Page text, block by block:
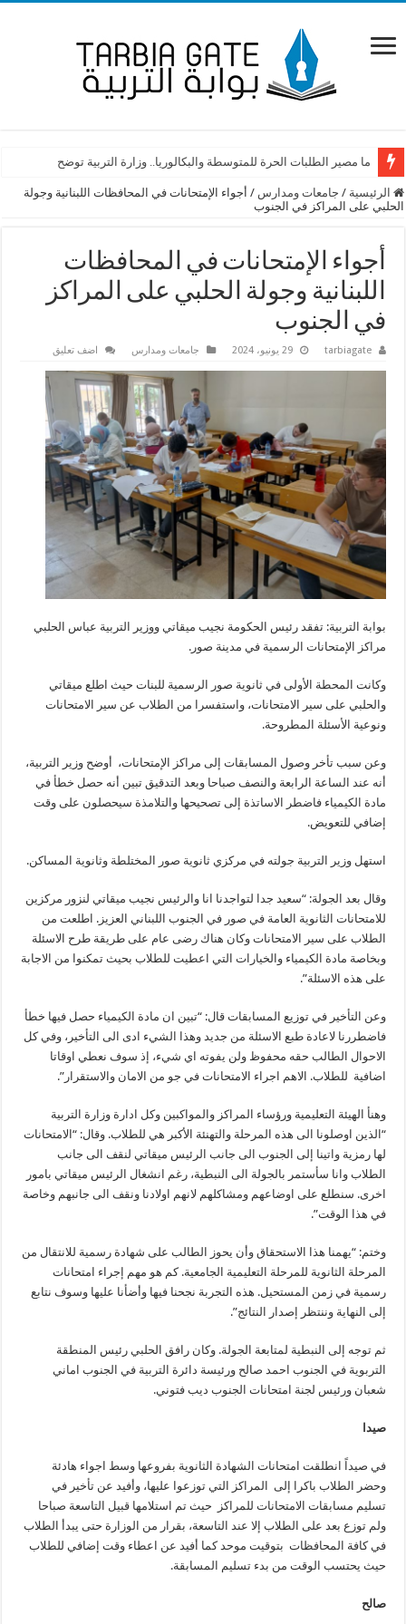
ما مصير الطلبات الحرة للمتوسطة والبكالوريا.. وزارة التربية توضح
الرئيسية / جامعات ومدارس / أجواء الإمتحانات في المحافظات اللبنانية وجولة
الحلبي على المراكز في الجنوب
أجواء الإمتحانات في المحافظات
اللبنانية وجولة الحلبي على المراكز
في الجنوب
tarbiagate 29 يونيو، 2024 جامعات ومدارس اضف تعليق
بوابة التربية: تفقد رئيس الحكومة نجيب ميقاتي ووزير التربية عباس الحلبي
مراكز الإمتحانات الرسمية في مدينة صور.
​وكانت المحطة الأولى في ثانوية صور الرسمية للبنات حيث اطلع ميقاتي
والحلبي على سير الامتحانات، واستفسرا من الطلاب عن سير الامتحانات
ونوعية الأسئلة المطروحة.
وعن سبب تأخر وصول المسابقات إلى مراكز الإمتحانات، أوضح وزير التربية،
أنه عند الساعة الرابعة والنصف صباحا وبعد التدقيق تبين أنه حصل خطأ في
مادة الكيمياء فاضطر الاساتذة إلى تصحيحها والتلامذة سيحصلون على وقت
إضافي للتعويض.
استهل وزير التربية جولته في مركزي ثانوية صور المختلطة وثانوية المساكن.
وقال بعد الجولة: “سعيد جدا لتواجدنا انا والرئيس نجيب ميقاتي لنزور مركزين
للامتحانات الثانوية العامة في صور في الجنوب اللبناني العزيز. اطلعت من
الطلاب على سير الامتحانات وكان هناك رضى عام على طريقة طرح الاسئلة
وبخاصة مادة الكيمياء والخيارات التي اعطيت للطلاب بحيث تمكنوا من الاجابة
على هذه الاسئلة”.
وعن التأخير في توزيع المسابقات قال: “تبين ان مادة الكيمياء حصل فيها خطأ
فاضطررنا لاعادة طبع الاسئلة من جديد وهذا الشيء ادى الى التأخير، وفي كل
الاحوال الطالب حقه محفوظ ولن يفوته اي شيء، إذ سوف نعطي اوقاتا
اضافية للطلاب. الاهم اجراء الامتحانات في جو من الامان والاستقرار”.
وهنأ الهيئة التعليمية ورؤساء المراكز والمواكبين وكل ادارة وزارة التربية
“الذين اوصلونا الى هذه المرحلة والتهنئة الأكبر هي للطلاب. وقال: “الامتحانات
لها رمزية واتينا إلى الجنوب الى جانب الرئيس ميقاتي لنقف الى جانب
الطلاب وانا سأستمر بالجولة الى النبطية، رغم انشغال الرئيس ميقاتي بامور
اخرى. سنطلع على اوضاعهم ومشاكلهم لانهم اولادنا ونقف الى جانبهم وخاصة
في هذا الوقت”.
وختم: “يهمنا هذا الاستحقاق وأن يحوز الطالب على شهادة رسمية للانتقال من
المرحلة الثانوية للمرحلة التعليمية الجامعية. كم هو مهم إجراء امتحانات
رسمية في زمن المستحيل. هذه التجربة نجحنا فيها وأضأنا عليها وسوف نتابع
إلى النهاية وننتظر إصدار النتائج”.
ثم توجه إلى النبطية لمتابعة الجولة. وكان رافق الحلبي رئيس المنطقة
التربوية في الجنوب احمد صالح ورئيسة دائرة التربية في الجنوب اماني
شعبان ورئيس لجنة امتحانات الجنوب ديب فتوني.
صيدا
في صيداً انطلقت امتحانات الشهادة الثانوية بفروعها وسط اجواء هادئة
وحضر الطلاب باكرا إلى المراكز التي توزعوا عليها، وأفيد عن تأخير في
تسليم مسابقات الامتحانات للمراكز حيث تم استلامها قبيل التاسعة صباحا
ولم توزع بعد على الطلاب إلا عند التاسعة، بقرار من الوزارة حتى يبدأ الطلاب
في كافة المحافظات بتوقيت موحد كما أفيد عن اعطاء وقت إضافي للطلاب
حيث يحتسب الوقت من بدء تسليم المسابقة.
صالح